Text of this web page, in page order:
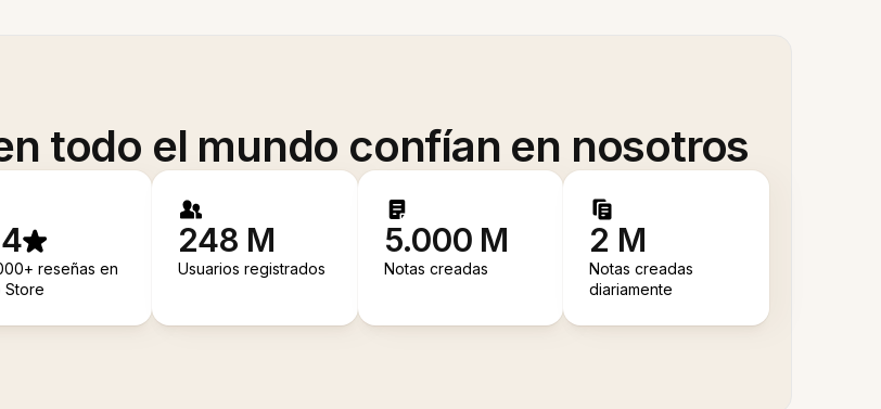
todo el mundo confían en nosotros
reseñas en
Store
248 M
Usuarios registrados
5.000 M
Notas creadas
2 M
Notas creadas
diariamente